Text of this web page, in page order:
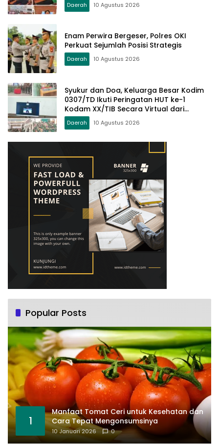
Daerah 10 Agustus 2026
Enam Perwira Bergeser, Polres OKI
Perkuat Sejumlah Posisi Strategis
Daerah 10 Agustus 2026
Syukur dan Doa, Keluarga Besar Kodim
0307/TD Ikuti Peringatan HUT ke-1
Kodam XX/TIB Secara Virtual dari
Padang
Daerah 10 Agustus 2026
Popular Posts
1
Manfaat Tomat Ceri untuk Kesehatan dan
Cara Tepat Mengonsumsinya
10 Januari 2026 0